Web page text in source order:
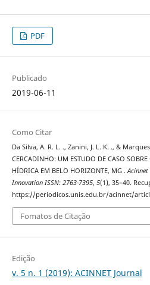
PDF
Publicado
2019-06-11
Como Citar
Da Silva, A. R. L. ., Zanini, J. L. K. ., &
CERCADINHO: UM ESTUDO DE CASO
HÍDRICA EM BELO HORIZONTE, MG .
Innovation ISSN: 2763-7395, 5(1), 35–40.
https://periodicos.unis.edu.br/acinnet/
Fomatos de Citação
Edição
v. 5 n. 1 (2019): ACINNET Journal